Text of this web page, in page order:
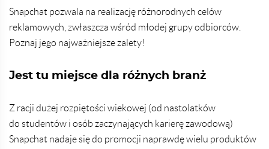
Snapchat pozwala na realizację różnorodnych celów
reklamowych, zwłaszcza wśród młodej grupy odbiorców.
Poznaj jego najważniejsze zalety!
Jest tu miejsce dla różnych branż
Z racji dużej rozpiętości wiekowej (od nastolatków
do studentów i osób zaczynających karierę zawodową)
Snapchat nadaje się do promocji naprawdę wielu produktów